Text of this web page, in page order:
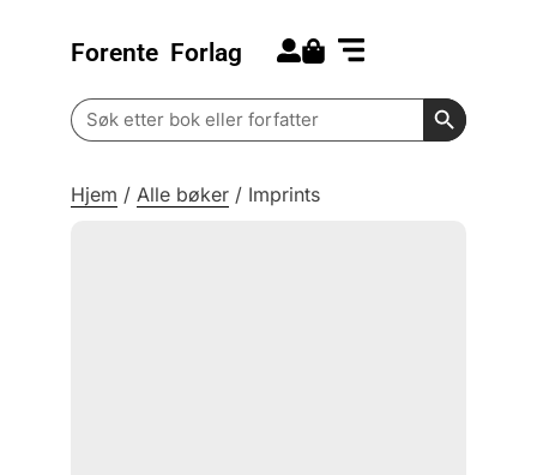
Forente Forlag
Search
for:
Search
Hjem / Alle bøker / Imprints